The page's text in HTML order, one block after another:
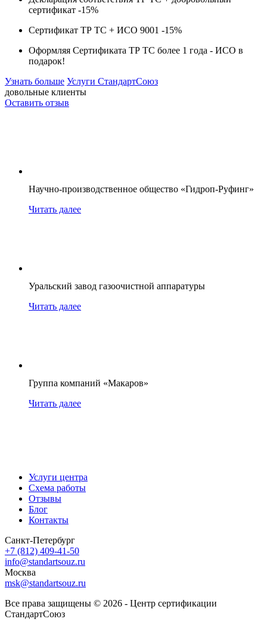
сертификат -15%
Сертификат ТР ТС + ИСО 9001 -15%
Оформляя Сертификата ТР ТС более 1 года - ИСО в
подарок!
Узнать больше Услуги СтандартСоюз
довольные клиенты
Оставить отзыв
Научно-производственное общество «Гидроп-Руфинг»
Читать далее
Уральский завод газоочистной аппаратуры
Читать далее
Группа компаний «Макаров»
Читать далее
Услуги центра
Схема работы
Отзывы
Блог
Контакты
Санкт-Петербург
+7 (812) 409-41-50
info@standartsouz.ru
Москва
msk@standartsouz.ru
Все права защищены © 2026 - Центр сертификации
СтандартСоюз